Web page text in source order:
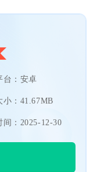
台：安卓
小：41.67MB
间：2025-12-30